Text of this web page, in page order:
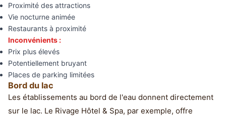
Proximité des attractions
Vie nocturne animée
Restaurants à proximité
Inconvénients :
Prix plus élevés
Potentiellement bruyant
Places de parking limitées
Bord du lac
Les établissements au bord de l'eau donnent directement
sur le lac. Le Rivage Hôtel & Spa, par exemple, offre